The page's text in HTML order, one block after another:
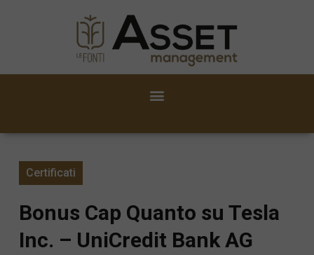
Certificati
Bonus Cap Quanto su Tesla
Inc. – UniCredit Bank AG